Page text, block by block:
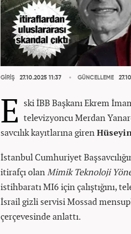
GİRİŞ 27.10.2025 11:37 GÜNCELLEME
E ski İBB Başkanı Ekrem
televizyoncu Merdan
savcılık kayıtlarına giren
İstanbul Cumhuriyet
itirafçı olanMimik Teknoloji
istihbaratı MI6 için çalıştığını,
İsrail gizli servisi Mossad
çerçevesinde anlattı.